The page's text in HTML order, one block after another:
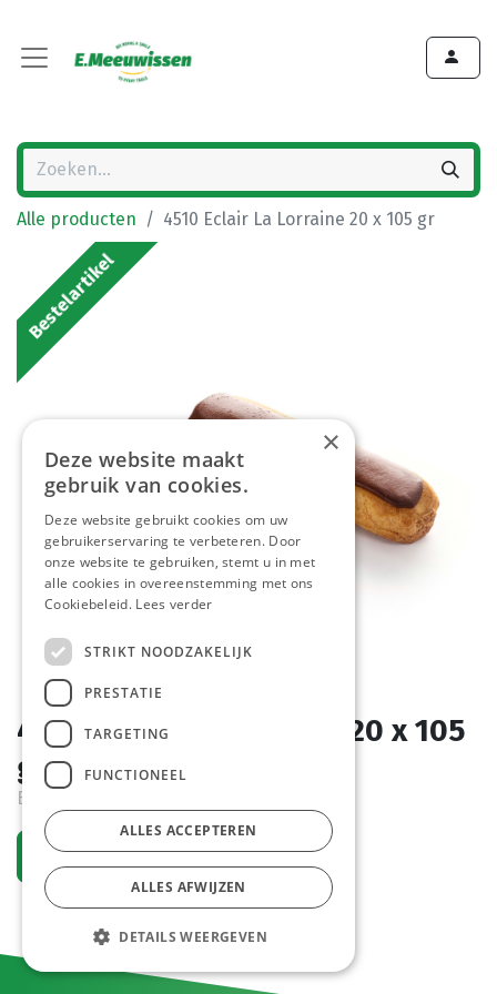
Alle producten 4510 Eclair La Lorraine 20 x 105 gr
Bestelartikel
4510 Eclair La Lorraine 20 x 105
gr
Bestelartikel
Vraag een account aan
×
Deze website maakt
gebruik van cookies.
Deze website gebruikt cookies om uw
gebruikerservaring te verbeteren. Door
onze website te gebruiken, stemt u in met
alle cookies in overeenstemming met ons
Cookiebeleid. Lees verder
STRIKT NOODZAKELIJK
PRESTATIE
TARGETING
FUNCTIONEEL
ALLES ACCEPTEREN
ALLES AFWIJZEN
DETAILS WEERGEVEN